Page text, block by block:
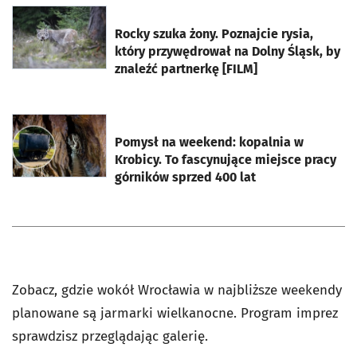
Rocky szuka żony. Poznajcie rysia,
który przywędrował na Dolny Śląsk, by
znaleźć partnerkę [FILM]
otworzy się w nowej karcie
Pomysł na weekend: kopalnia w
Krobicy. To fascynujące miejsce pracy
górników sprzed 400 lat
otworzy się w nowej karcie
Zobacz, gdzie wokół Wrocławia w najbliższe weekendy
planowane są jarmarki wielkanocne. Program imprez
sprawdzisz przeglądając galerię.